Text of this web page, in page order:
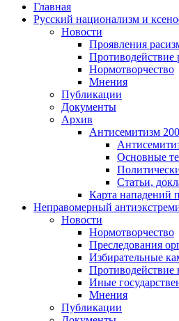
Главная
Русский национализм и
Новости
Проявления
Противодействие
Нормотворчество
Мнения
Публикации
Документы
Архив
Антисемитизм
Основные
Статьи,
Карта нападений
Неправомерный
Новости
Нормотворчество
Преследования
Избирательные
Противодействие
Иные
Мнения
Публикации